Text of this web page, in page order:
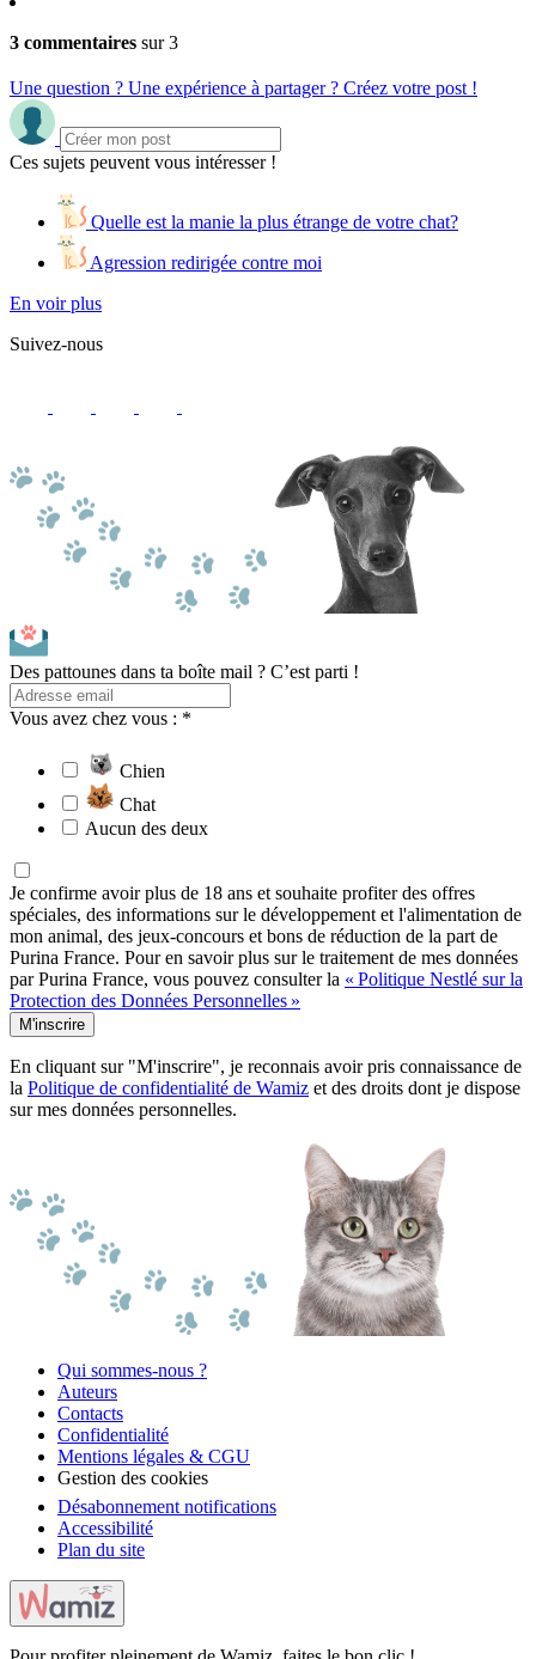
3 commentaires sur 3
Une question ? Une expérience à partager ? Créez votre post !
Ces sujets peuvent vous intéresser !
Quelle est la manie la plus étrange de votre chat?
Agression redirigée contre moi
En voir plus
Suivez-nous
Des pattounes dans ta boîte mail ? C’est parti !
Vous avez chez vous : *
Chien
Chat
Aucun des deux
Je confirme avoir plus de 18 ans et souhaite profiter des offres
spéciales, des informations sur le développement et l'alimentation de
mon animal, des jeux-concours et bons de réduction de la part de
Purina France. Pour en savoir plus sur le traitement de mes données
par Purina France, vous pouvez consulter la « Politique Nestlé sur la
Protection des Données Personnelles »
M'inscrire
En cliquant sur "M'inscrire", je reconnais avoir pris connaissance de
la Politique de confidentialité de Wamiz et des droits dont je dispose
sur mes données personnelles.
Qui sommes-nous ?
Auteurs
Contacts
Confidentialité
Mentions légales & CGU
Gestion des cookies
Désabonnement notifications
Accessibilité
Plan du site